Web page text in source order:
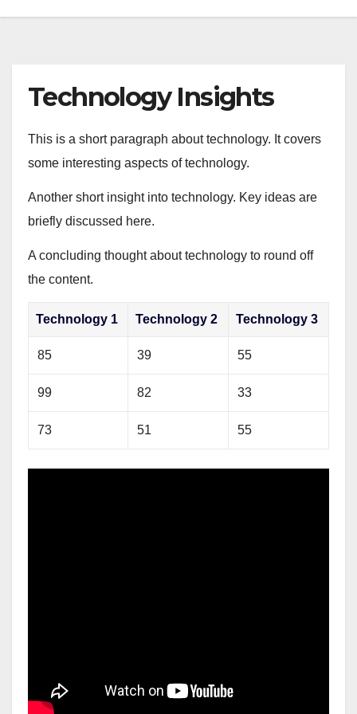
Technology Insights
This is a short paragraph about technology. It covers
some interesting aspects of technology.
Another short insight into technology. Key ideas are
briefly discussed here.
A concluding thought about technology to round off
the content.
Technology 1 Technology 2 Technology 3
85 39 55
99 82 33
73 51 55